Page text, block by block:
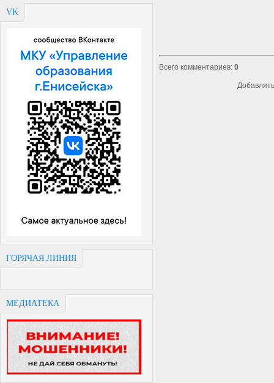
VK
ГОРЯЧАЯ ЛИНИЯ
МЕДИАТЕКА
Всего комментариев: 0